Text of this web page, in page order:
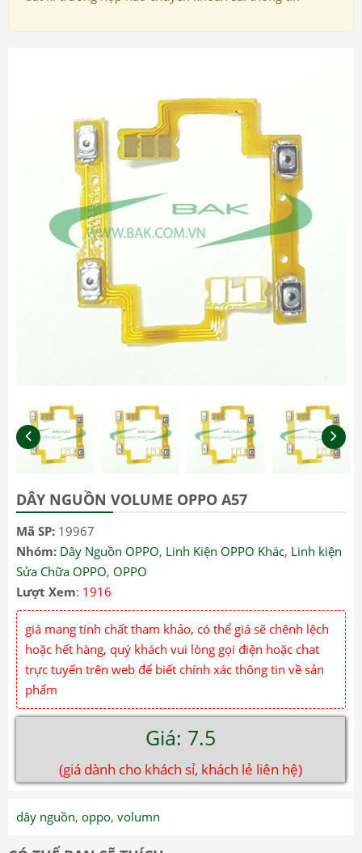
DÂY NGUỒN VOLUME OPPO A57
Mã SP: 19967
Nhóm: Dây Nguồn OPPO, Linh Kiện OPPO Khác, Linh kiện
Sửa Chữa OPPO, OPPO
Lượt Xem: 1916
giá mang tính chất tham khảo, có thể giá sẽ chênh lệch
hoặc hết hàng, quý khách vui lòng gọi điện hoặc chat
trực tuyến trên web để biết chính xác thông tin về sản
phẩm
Giá: 7.5
(giá dành cho khách sỉ, khách lẻ liên hệ)
dây nguồn, oppo, volumn